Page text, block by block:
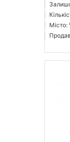
Місто: